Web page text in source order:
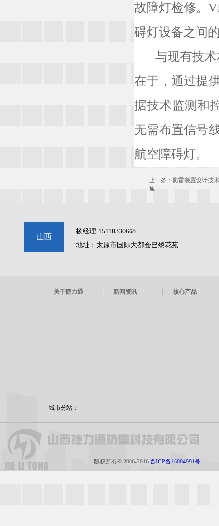
故障灯检修。
碍灯设备之间
与现有技术
在于，通过提
据技术监测和
无需布置信号
航空障碍灯。
上一条： 防雷装置设计技
施
山西
杨经理 15110330668
地址：太原市国际大都会巴黎花苑
关于捷力通 新闻资讯 核心产品
城市分站：
版权所有© 2006-2016 晋ICP备16004991号